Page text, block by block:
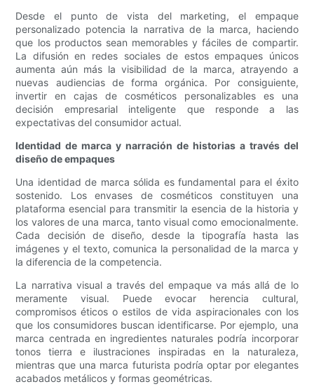
Desde el punto de vista del marketing, el empaque
personalizado potencia la narrativa de la marca, haciendo
que los productos sean memorables y fáciles de compartir.
La difusión en redes sociales de estos empaques únicos
aumenta aún más la visibilidad de la marca, atrayendo a
nuevas audiencias de forma orgánica. Por consiguiente,
invertir en cajas de cosméticos personalizables es una
decisión empresarial inteligente que responde a las
expectativas del consumidor actual.
Identidad de marca y narración de historias a través del
diseño de empaques
Una identidad de marca sólida es fundamental para el éxito
sostenido. Los envases de cosméticos constituyen una
plataforma esencial para transmitir la esencia de la historia y
los valores de una marca, tanto visual como emocionalmente.
Cada decisión de diseño, desde la tipografía hasta las
imágenes y el texto, comunica la personalidad de la marca y
la diferencia de la competencia.
La narrativa visual a través del empaque va más allá de lo
meramente visual. Puede evocar herencia cultural,
compromisos éticos o estilos de vida aspiracionales con los
que los consumidores buscan identificarse. Por ejemplo, una
marca centrada en ingredientes naturales podría incorporar
tonos tierra e ilustraciones inspiradas en la naturaleza,
mientras que una marca futurista podría optar por elegantes
acabados metálicos y formas geométricas.